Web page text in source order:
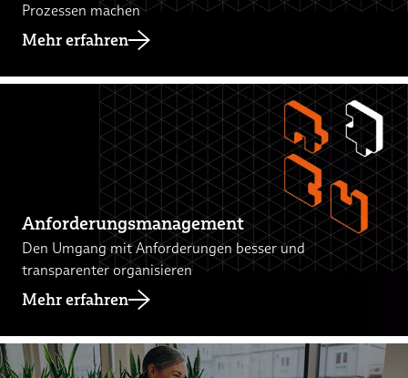
Prozessen machen
Mehr erfahren
Anforderungsmanagement
Den Umgang mit Anforderungen besser und
transparenter organisieren
Mehr erfahren